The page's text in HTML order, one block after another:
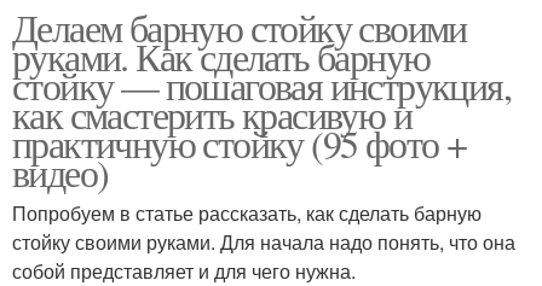
Стойки для кухни Стойки на кухне
Стойка для кухни Формы для стойки
Делаем барную стойку своими
руками. Как сделать барную
стойку — пошаговая инструкция,
как смастерить красивую и
практичную стойку (95 фото +
видео)
Попробуем в статье рассказать, как сделать барную
стойку своими руками. Для начала надо понять, что она
собой представляет и для чего нужна.